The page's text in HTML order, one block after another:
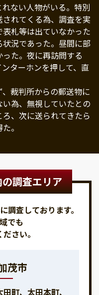
ない人物がいる。特別
れてくる為、調査を実
札等は出ていなかった
況であった。昼間に部
た。夜に再訪問する
ターホンを押して、直
裁判所からの郵送物に
為、無視していたとの
、次に送られてきたら
。
調査エリア
調査しております。
でも
さい。
茂市
町、太田本町、